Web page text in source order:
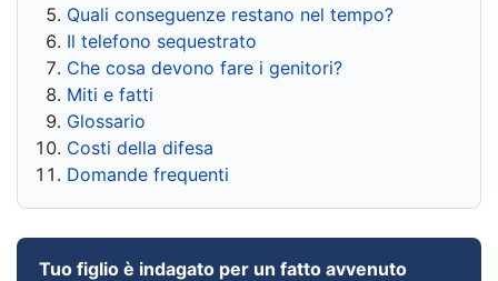
Quali conseguenze restano nel tempo?
Il telefono sequestrato
Che cosa devono fare i genitori?
Miti e fatti
Glossario
Costi della difesa
Domande frequenti
Tuo figlio è indagato per un fatto avvenuto